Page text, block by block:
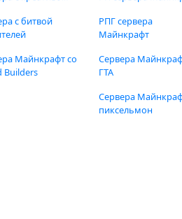
с битвой
Майнкрафт со
Builders
РПГ сервера
Майнкрафт
Сервера
ГТА
Сервера
пиксельмон